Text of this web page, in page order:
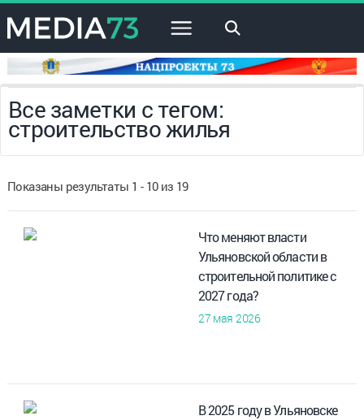
×
Все заметки с тегом:
строительство жилья
Показаны результаты 1 - 10 из 19
Что меняют власти
Ульяновской области в
строительной политике с
2027 года?
27 мая 2026
В 2025 году в Ульяновске